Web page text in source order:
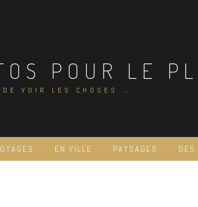
POUR LE
VOIR LES CHOSES …
EN VILLE PAYSAGES DES